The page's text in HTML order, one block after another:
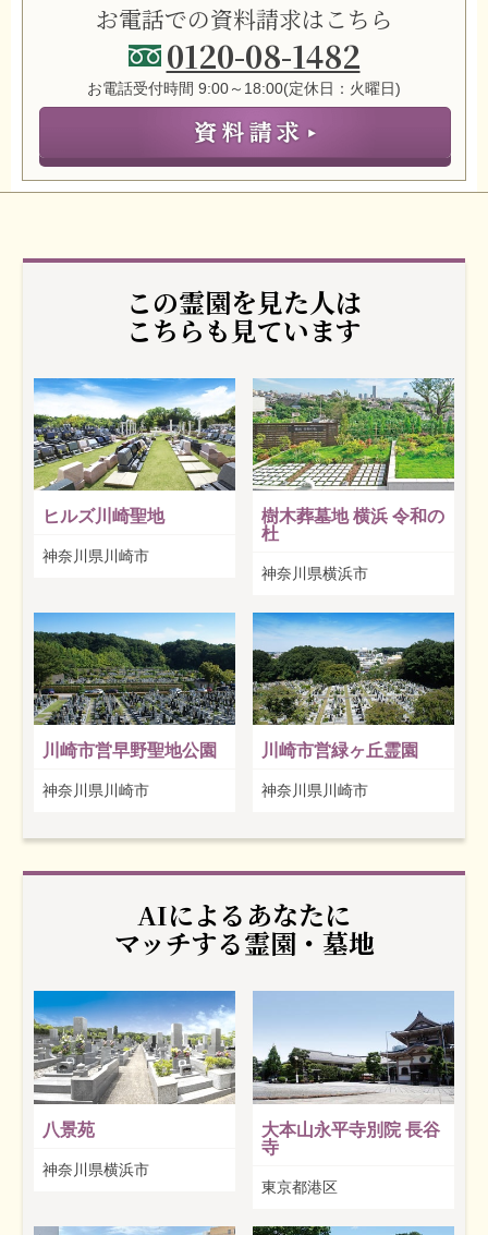
お電話での資料請求はこちら
0120-08-1482
お電話受付時間 9:00～18:00(定休日：火曜日)
この霊園を見た人は
こちらも見ています
ヒルズ川崎聖地
神奈川県川崎市
樹木葬墓地 横浜 令和の
杜
神奈川県横浜市
川崎市営早野聖地公園
神奈川県川崎市
川崎市営緑ヶ丘霊園
神奈川県川崎市
AIによるあなたに
マッチする霊園・墓地
八景苑
神奈川県横浜市
大本山永平寺別院 長谷
寺
東京都港区